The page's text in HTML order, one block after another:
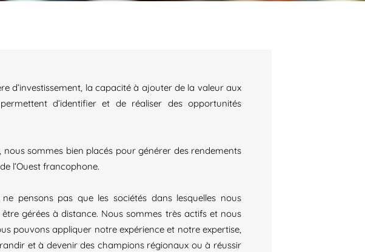
d’investissement, la capacité à ajouter de la valeur aux
d’identifier et de réaliser des opportunités
nous sommes bien placés pour générer des rendements
l’Ouest francophone.
pensons pas que les sociétés dans lesquelles nous
gérées à distance. Nous sommes très actifs et nous
pouvons appliquer notre expérience et notre expertise,
et à devenir des champions régionaux ou à réussir